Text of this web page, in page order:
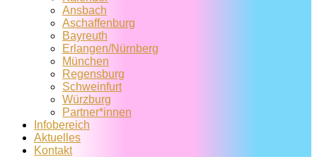
Ansbach
Aschaffenburg
Bayreuth
Erlangen/Nürnberg
München
Regensburg
Schweinfurt
Würzburg
Partner*innen
Infobereich
Aktuelles
Kontakt